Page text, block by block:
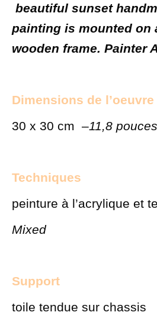
beautiful sunset
painting is mounted on
wooden frame. Painter
Dimensions de l’oeuvre
30 x 30 cm –11,8
Techniques
peinture à l’acrylique et
Mixed
Support
toile tendue sur chassis